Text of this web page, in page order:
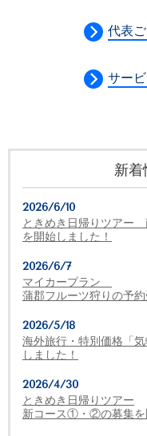
代表
サー
新
2026/6/10
ときめき日帰りツアー
を開始しました！
2026/6/7
マイカープラン
蒲郡フルーツ狩りの予
2026/5/18
海外旅行・特別価格「
しました！
2026/4/30
ときめき日帰りツアー
新コース①・②の募集を